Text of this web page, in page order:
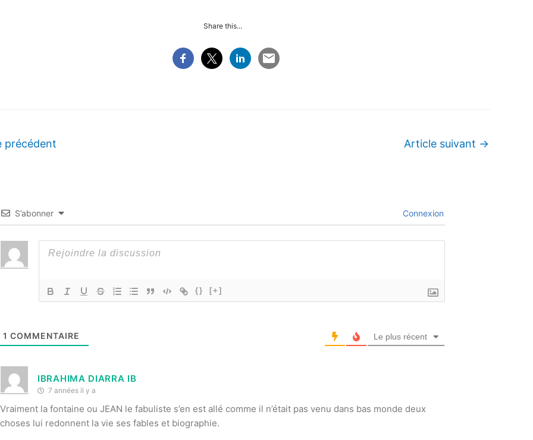
Share this...
précédent Article suivant →
S’abonner Connexion
{} [+]
1 COMMENTAIRE Le plus récent
IBRAHIMA DIARRA IB
7 années il y a
Vraiment la fontaine ou JEAN le fabuliste s’en est allé comme il n’était pas venu dans bas monde deux
choses lui redonnent la vie ses fables et biographie.